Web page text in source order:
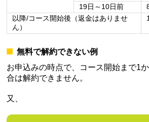
19日～10日前
以降/コース開始後（返金はありませ
ん）
無料で解約できない例
お申込みの時点で、コース開始まで1
合は解約できません。
又、